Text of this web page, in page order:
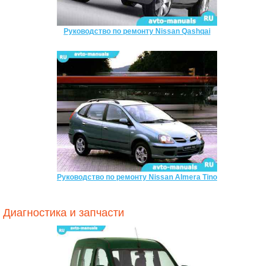
Руководство по ремонту Nissan Qashqai
Руководство по ремонту Nissan Almera Tino
Диагностика и запчасти